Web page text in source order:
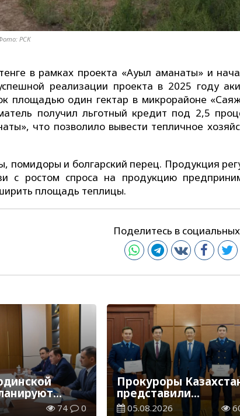
РСК
в рамках проекта «Ауыл аманаты» и
реализации проекта в 2025 году
площадью один гектар в микрорайоне
получил льготный кредит под 2,5
что позволило вывести тепличное
помидоры и болгарский перец. Продукция
с ростом спроса на продукцию
площадь теплицы.
Поделитесь в
центр
74 0
Прокуроры
представили
собственные ИИ-
05.08.2026